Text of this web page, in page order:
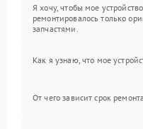
Я хочу, чтобы мое устройство
ремонтировалось только
запчастями.
Как я узнаю, что мое
От чего зависит срок